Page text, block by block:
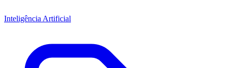
Inteligência Artificial